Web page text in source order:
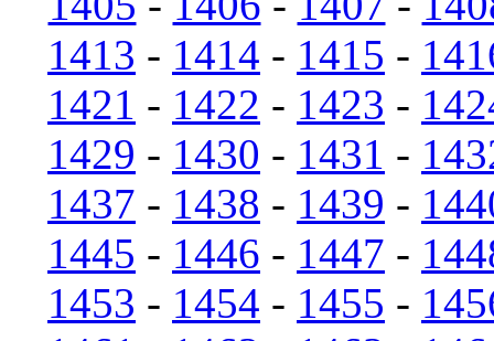
1413 - 1414 - 1415 -
1421 - 1422 - 1423 -
1429 - 1430 - 1431 -
1437 - 1438 - 1439 -
1445 - 1446 - 1447 -
1453 - 1454 - 1455 -